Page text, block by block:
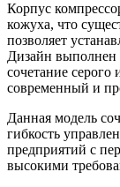
Корпус
кожуха, что
позволяет
Дизайн выполнен
сочетание серого
современный и
Данная модель
гибкость
предприятий с
высокими